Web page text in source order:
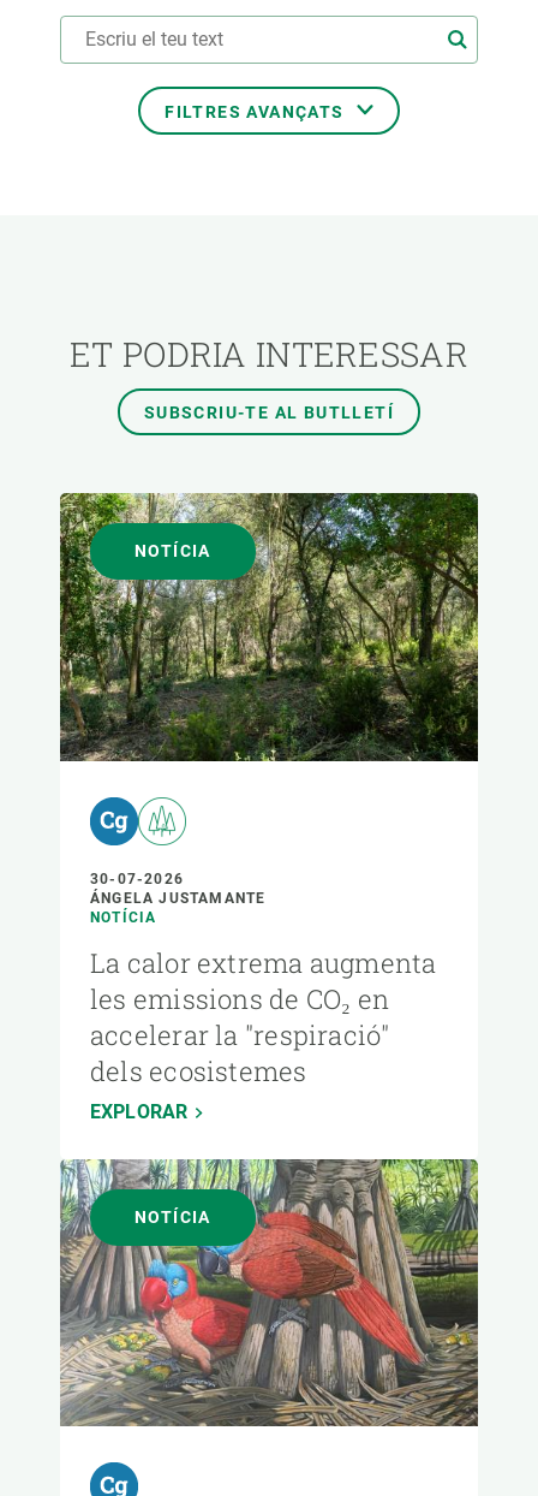
FILTRES AVANÇATS
FORMAT
ET PODRIA INTERESSAR
SUBSCRIU-TE AL BUTLLETÍ
NOTÍCIA
30-07-2026
ÁNGELA JUSTAMANTE
NOTÍCIA
La calor extrema augmenta
les emissions de CO₂ en
accelerar la "respiració"
dels ecosistemes
EXPLORAR
NOTÍCIA